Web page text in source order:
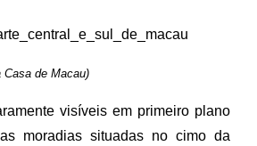
Casa de Macau)
visíveis em primeiro plano
moradias situadas no cimo da